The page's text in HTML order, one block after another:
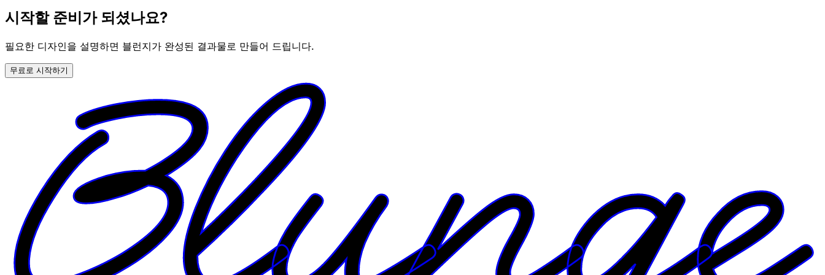
시작할 준비가 되셨나요?
필요한 디자인을 설명하면 블런지가 완성된 결과물로 만들어 드립니다.
무료로 시작하기